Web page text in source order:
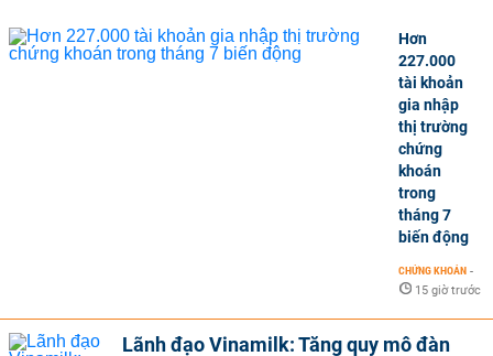
Hơn
227.000
tài khoản
gia nhập
thị trường
chứng
khoán
trong
tháng 7
biến động
CHỨNG KHOÁN -
15 giờ trước
Lãnh đạo Vinamilk: Tăng quy mô đàn